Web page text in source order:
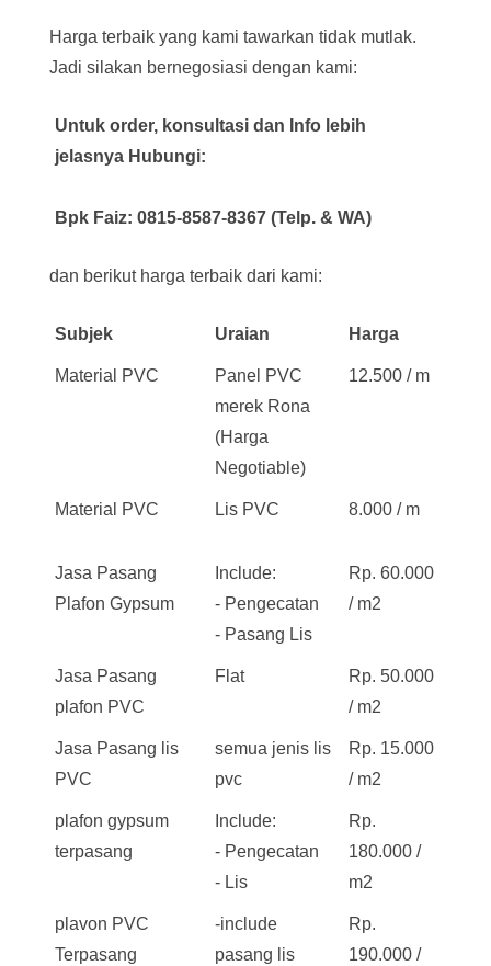
Harga terbaik yang kami tawarkan tidak mutlak.
Jadi silakan bernegosiasi dengan kami:
Untuk order, konsultasi dan Info lebih
jelasnya Hubungi:
Bpk Faiz: 0815-8587-8367 (Telp. & WA)
dan berikut harga terbaik dari kami:
Subjek Uraian Harga
Material PVC
Panel PVC
merek Rona
(Harga
Negotiable)
12.500 / m
Material PVC Lis PVC 8.000 / m
Jasa Pasang
Plafon Gypsum
Include:
- Pengecatan
- Pasang Lis
Rp. 60.000
/ m2
Jasa Pasang
plafon PVC
Flat
Rp. 50.000
/ m2
Jasa Pasang lis
PVC
semua jenis lis
pvc
Rp. 15.000
/ m2
plafon gypsum
terpasang
Include:
- Pengecatan
- Lis
Rp.
180.000 /
m2
plavon PVC
Terpasang
-include
pasang lis
Rp.
190.000 /